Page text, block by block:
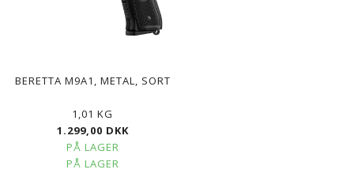
BERETTA M9A1, METAL, SORT
1,01 KG
1.299,00 DKK
PÅ LAGER
PÅ LAGER